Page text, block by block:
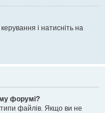
і натисніть на
форумі?
файлів. Якщо ви не